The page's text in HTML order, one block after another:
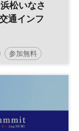
松いなさ
通インフ
参加無料